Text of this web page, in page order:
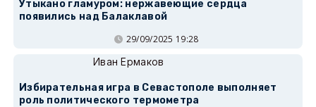
Утыкано гламуром: нержавеющие сердца
появились над Балаклавой
29/09/2025 19:28
Иван Ермаков
Избирательная игра в Севастополе выполняет
роль политического термометра